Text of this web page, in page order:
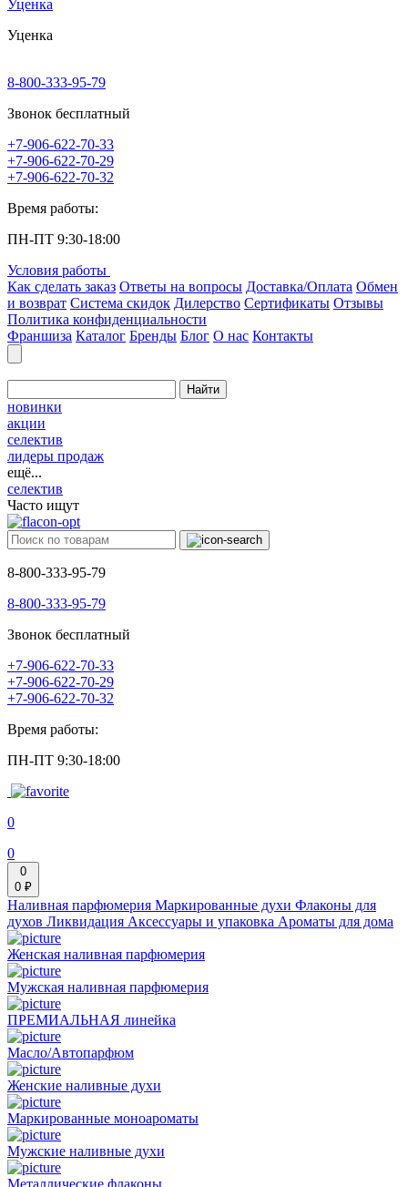
Уценка
Уценка
8-800-333-95-79
Звонок бесплатный
+7-906-622-70-33
+7-906-622-70-29
+7-906-622-70-32
Время работы:
ПН-ПТ 9:30-18:00
Условия работы
Как сделать заказ Ответы на вопросы Доставка/Оплата Обмен
и возврат Система скидок Дилерство Сертификаты Отзывы
Политика конфиденциальности
Франшиза Каталог Бренды Блог О нас Контакты
Найти
новинки
акции
селектив
лидеры продаж
ещё...
селектив
Часто ищут
8-800-333-95-79
8-800-333-95-79
Звонок бесплатный
+7-906-622-70-33
+7-906-622-70-29
+7-906-622-70-32
Время работы:
ПН-ПТ 9:30-18:00
0
0
0
0 ₽
Наливная парфюмерия Маркированные духи Флаконы для
духов Ликвидация Аксессуары и упаковка Ароматы для дома
Женская наливная парфюмерия
Мужская наливная парфюмерия
ПРЕМИАЛЬНАЯ линейка
Масло/Автопарфюм
Женские наливные духи
Маркированные моноароматы
Мужские наливные духи
Металлические флаконы